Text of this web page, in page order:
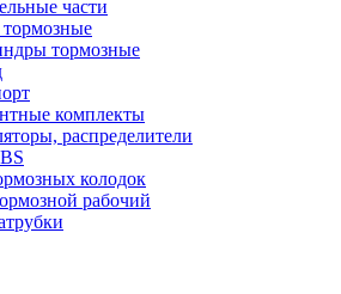
части
тормозные
комплекты
распределители
колодок
рабочий